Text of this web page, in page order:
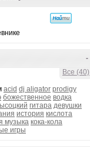
-
Все (40)
acid dj aligator prodigy
божественное водка
гитара девушки
история кислота
музыка кока-кола
игры